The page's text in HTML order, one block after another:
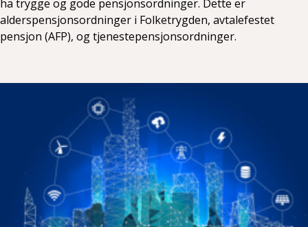
ha trygge og gode pensjonsordninger. Dette er
alderspensjonsordninger i Folketrygden, avtalefestet
pensjon (AFP), og tjenestepensjonsordninger.